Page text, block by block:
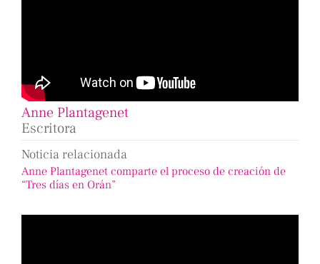
Anne Plantagenet
Escritora
Noticia relacionada
Anne Plantagenet comparte el proceso de creación de
“Tres días en Orán”